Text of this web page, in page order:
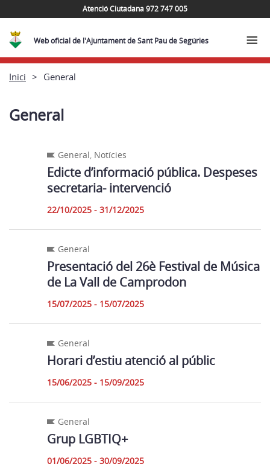
Atenció Ciutadana 972 747 005
Web oficial de l'Ajuntament de Sant Pau de Segúries
Inici General
General
General, Notícies
Edicte d’informació pública. Despeses
secretaria- intervenció
22/10/2025 - 31/12/2025
General
Presentació del 26è Festival de Música
de La Vall de Camprodon
15/07/2025 - 15/07/2025
General
Horari d’estiu atenció al públic
15/06/2025 - 15/09/2025
General
Grup LGBTIQ+
01/06/2025 - 30/09/2025